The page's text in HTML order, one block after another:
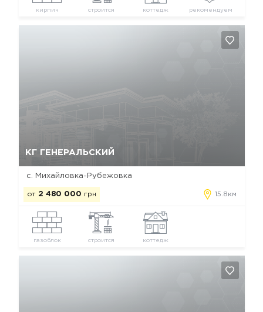
кирпич строится коттедж рекомендуем
КГ ГЕНЕРАЛЬСКИЙ
с. Михайловка-Рубежовка
от 2 480 000 грн 15.8км
газоблок строится коттедж